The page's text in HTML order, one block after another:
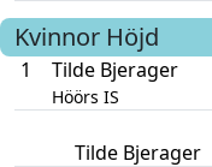
Kvinnor Höjd
1
Tilde Bjerager
Höörs IS
Tilde Bjerager